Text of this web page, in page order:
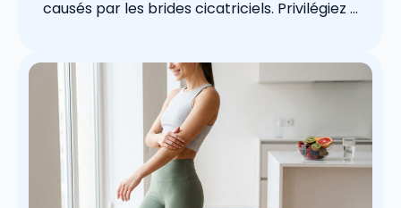
causés par les brides cicatriciels. Privilégiez ...